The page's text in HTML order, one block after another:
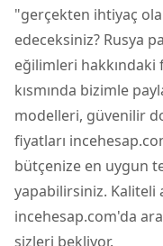
"gerçekten ihtiyaç
edeceksiniz? Rusya
eğilimleri
kısmında bizimle
modelleri, güvenilir
fiyatları
bütçenize en uygun
yapabilirsiniz. Kaliteli
incehesap.com'da
sizleri bekliyor.